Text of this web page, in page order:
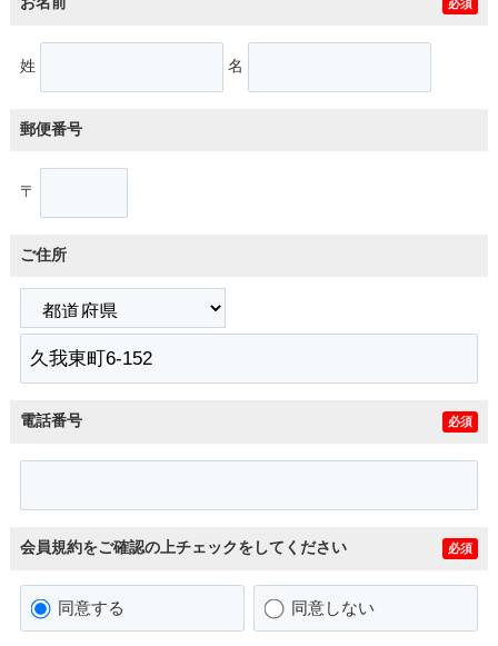
必須
姓 名
郵便番号
〒
ご住所
電話番号 必須
会員規約をご確認の上チェックをしてください 必須
同意する 同意しない